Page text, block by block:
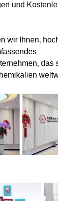
und
wir Ihnen,
das